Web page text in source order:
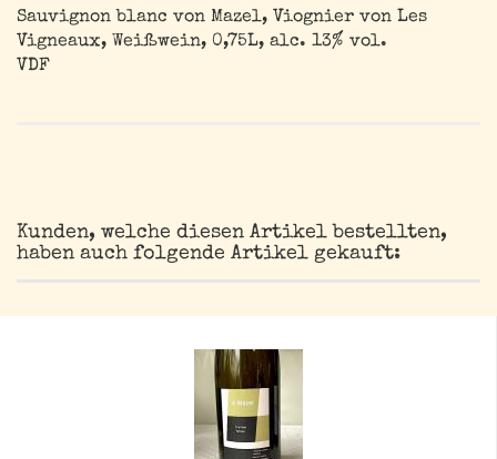
Sauvignon blanc von Mazel, Viognier von Les
Vigneaux, Weißwein, 0,75L, alc. 13% vol.
VDF
Kunden, welche diesen Artikel bestellten,
haben auch folgende Artikel gekauft: